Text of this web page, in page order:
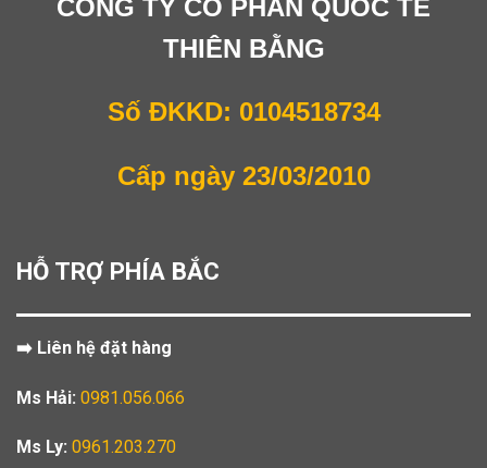
CÔNG TY CỔ PHẦN QUỐC TẾ
THIÊN BẰNG
Số ĐKKD: 0104518734
Cấp ngày 23/03/2010
HỖ TRỢ PHÍA BẮC
➡️ Liên hệ đặt hàng
Ms Hải: 0981.056.066
Ms Ly: 0961.203.270